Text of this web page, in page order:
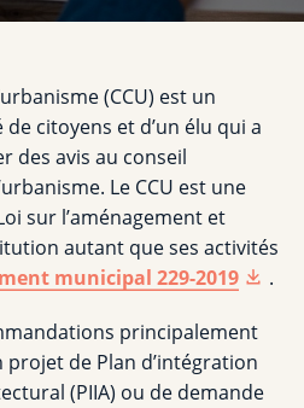
(CCU) est un
citoyens et d’un élu qui a
des avis au conseil
Le CCU est une
sur l’aménagement et
autant que ses activités
municipal 229-2019 .
principalement
projet de Plan d’intégration
(PIIA) ou de demande